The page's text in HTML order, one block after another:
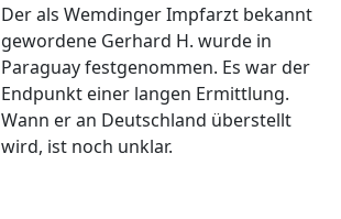
Der als Wemdinger Impfarzt bekannt
gewordene Gerhard H. wurde in
Paraguay festgenommen. Es war der
Endpunkt einer langen Ermittlung.
Wann er an Deutschland überstellt
wird, ist noch unklar.